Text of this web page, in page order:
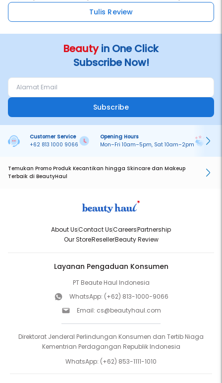
Tulis Review
Beautyin One Click
Subscribe Now!
Subscribe
Customer Service
+62 813 1000 9066
Opening Hours
Mon–Fri 10am–5pm, Sat 10am–2pm
Temukan Promo Produk Kecantikan hingga Skincare dan Makeup
Terbaik di BeautyHaul
About UsContact UsCareersPartnership
Our StoreResellerBeauty Review
Layanan Pengaduan Konsumen
PT Beaute Haul Indonesia
WhatsApp: (+62) 813-1000-9066
Email: cs@beautyhaul.com
Direktorat Jenderal Perlindungan Konsumen dan Tertib Niaga
Kementrian Perdagangan Republik Indonesia
WhatsApp: (+62) 853-1111-1010